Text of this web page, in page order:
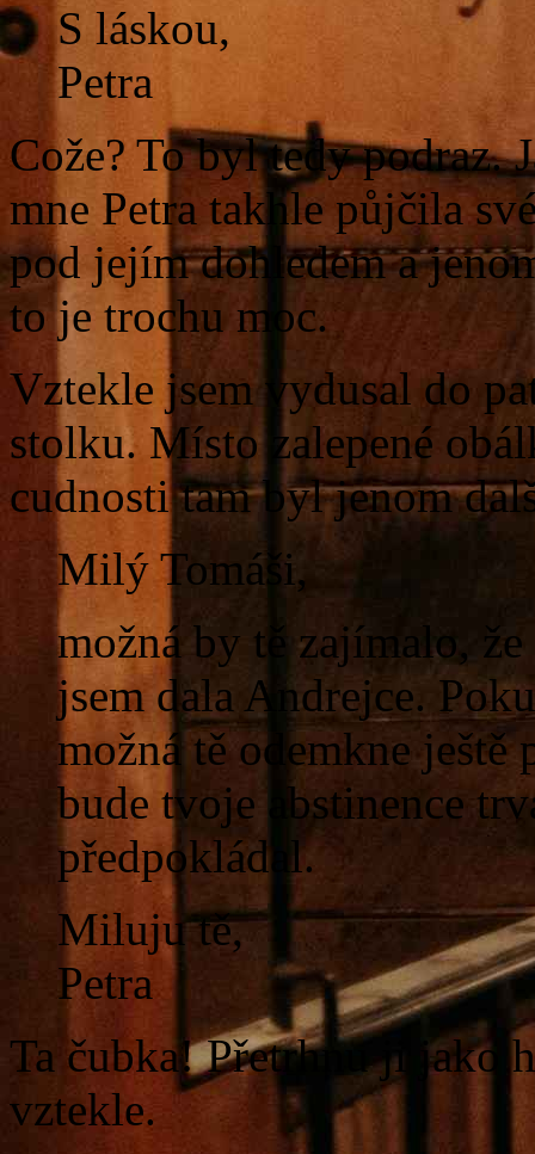
S láskou,
Petra
Cože? To byl tedy podraz.
mne Petra takhle půjčila
pod jejím dohledem a
to je trochu moc.
Vztekle jsem vydusal do
stolku. Místo zalepené
cudnosti tam byl jenom
Milý Tomáši,
možná by tě zajímalo,
jsem dala Andrejce.
možná tě odemkne ještě
bude tvoje abstinence
předpokládal.
Miluju tě,
Petra
Ta čubka! Přetrhnu ji jako
vztekle.